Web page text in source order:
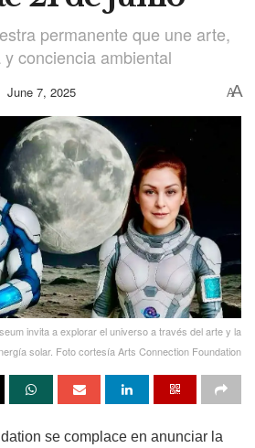
permanente que une arte,
conciencia ambiental
June 7, 2025 AA
invita a explorar el universo a través del arte y la
solar. Foto cortesía Arts Connection Foundation
se complace en anunciar la